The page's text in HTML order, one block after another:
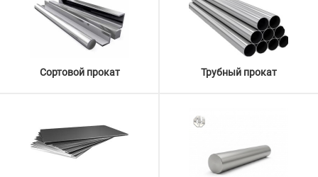
Сортовой прокат Трубный прокат